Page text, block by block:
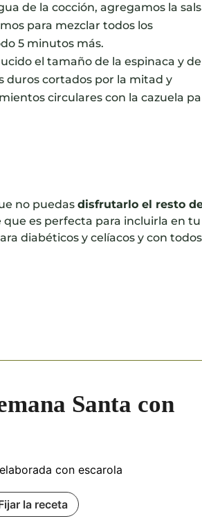
de la cocción, agregamos la
para mezclar todos los
5 minutos más.
el tamaño de la espinaca y
duros cortados por la mitad y
circulares con la cazuela
no puedasdisfrutarlo el resto
es perfecta para incluirla en tu
diabéticos y celíacos y con
Santa con
con escarola
la receta